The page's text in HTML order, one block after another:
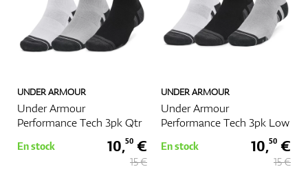
UNDER ARMOUR
Under Armour
Performance Tech 3pk Qtr
En stock 10,50 €
15 €
UNDER ARMOUR
Under Armour
Performance Tech 3pk Low
En stock 10,50 €
15 €